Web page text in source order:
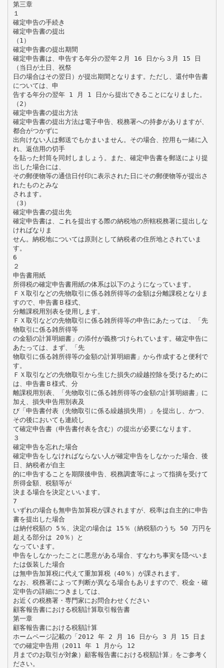
第三章
１
確定申告の手続き
確定申告書の提出
（1）
確定申告書の提出期間
確定申告書は、申告する年分の翌年２月 16 日から３月 15 日
（当日が土日、祝祭
日の場合はその翌日）が提出期間となります。ただし、還付申告書
については、申
告する年分の翌年 1 月 1 日から提出できることになりました。
（2）
確定申告書の提出方法
確定申告書の提出方法は電子申告、税務署への持参がありますが、
都合がつかずに
出向けない人は郵送でもかまいません。その場合、控用も一緒に入
れ、返信用の切手
を貼った封筒を同封しましょう。また、確定申告書を郵送により提
出した場合には、
その郵便物等の通信日付印に表示された日にその郵便物等が提出さ
れたものとみな
されます。
（3）
確定申告書の提出先
確定申告書は、これを提出する際の納税地の所轄税務署に提出しな
ければなりま
せん。納税地については原則として納税者の住所地とされていま
す。
6
２
申告書用紙
所得税の確定申告書用紙の体系は以下のようになっています。
ＦＸ取引などの先物取引に係る雑所得等の金額は分離課税となりま
すので、申告書Ｂ様式、
分離課税用別表を使用します。
ＦＸ取引などの先物取引に係る雑所得等の申告にあたっては、「先
物取引に係る雑所得等
の金額の計算明細書」の添付が義務づけられています。確定申告に
あたっては、まず、「先
物取引に係る雑所得等の金額の計算明細書」から作成すると便利で
す。
ＦＸ取引などの先物取引から生じた損失の繰越控除を受けるために
は、申告書Ｂ様式、分
離課税用別表、「先物取引に係る雑所得等の金額の計算明細書」に
加え、損失申告用別表及
び「申告書付表（先物取引に係る繰越損失用）」を提出し、かつ、
その後においても連続し
て確定申告書（申告書付表を含む）の提出が必要になります。
３
確定申告を忘れた場合
確定申告をしなければならない人が確定申告をしなかった場合、後
日、納税者が自主
的に申告することを期限後申告、税務調査等によって指摘を受けて
所得金額、税額等が
決まる場合を決定といいます。
7
いずれの場合も無申告加算税が課されますが、税率は自主的に申告
書を提出した場合
は納付税額の 5％、決定の場合は 15％（納税額のうち 50 万円を
超える部分は 20％）と
なっています。
申告をしなかったことに悪意がある場合、すなわち事実を隠ぺいま
たは仮装した場合
は無申告加算税に代えて重加算税（40％）が課されます。
なお、税務署によって判断が異なる場合もありますので、税金・確
定申告の詳細につきましては、
お近くの税務署・専門家にお問合わせください
顧客報告書における税額計算取引報告書
第一章
顧客報告書における税額計算
ホームページ記載の「2012 年 2 月 16 日から 3 月 15 日ま
での確定申告用（2011 年 1 月から 12
月までのお取引が対象）顧客報告書における税額計算」をご参考く
ださい。